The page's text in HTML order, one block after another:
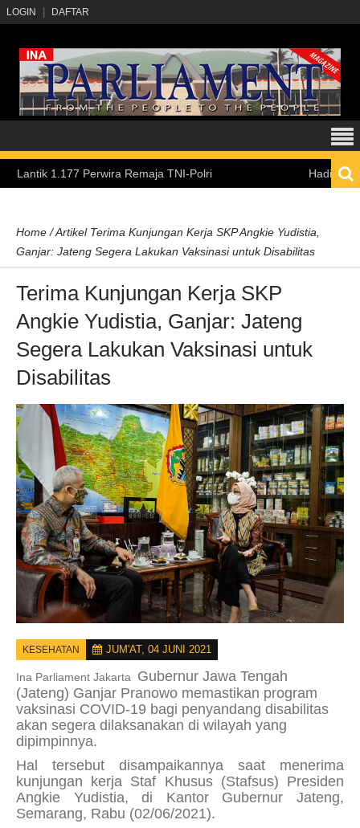
LOGIN DAFTAR
Perwira Remaja TNI-Polri Hadirkan
Home /Artikel Terima Kunjungan Kerja SKP Angkie Yudistia,
Ganjar: Jateng Segera Lakukan Vaksinasi untuk Disabilitas
Terima Kunjungan Kerja SKP
Angkie Yudistia, Ganjar: Jateng
Segera Lakukan Vaksinasi untuk
Disabilitas
KESEHATAN JUM'AT, 04 JUNI 2021
Ina Parliament Jakarta Gubernur Jawa Tengah
(Jateng) Ganjar Pranowo memastikan program
vaksinasi COVID-19 bagi penyandang disabilitas
akan segera dilaksanakan di wilayah yang
dipimpinnya.
Hal tersebut disampaikannya saat menerima
kunjungan kerja Staf Khusus (Stafsus) Presiden
Angkie Yudistia, di Kantor Gubernur Jateng,
Semarang, Rabu (02/06/2021).